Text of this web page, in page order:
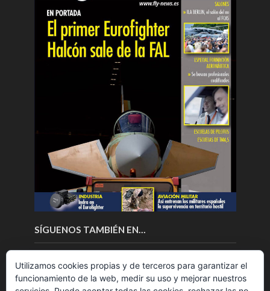
SÍGUENOS TAMBIÉN EN…
Utilizamos cookies propias y de terceros para garantizar el
funcionamiento de la web, medir su uso y mejorar nuestros